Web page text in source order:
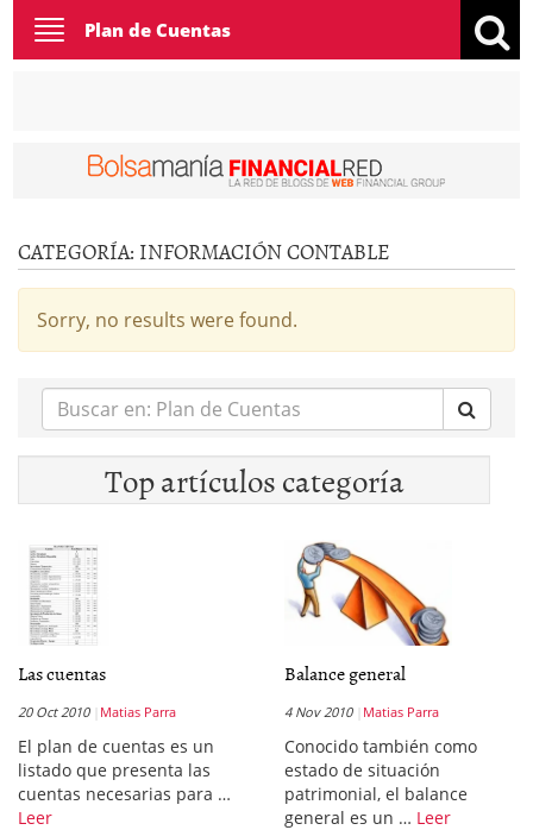
Toggle
navigation
Plan de Cuentas
CATEGORÍA: INFORMACIÓN CONTABLE
Sorry, no results were found.
Buscar
en:
Top artículos categoría
Las cuentas
20 Oct 2010 Matias Parra
El plan de cuentas es un
listado que presenta las
cuentas necesarias para …
Leer
Balance general
4 Nov 2010 Matias Parra
Conocido también como
estado de situación
patrimonial, el balance
general es un … Leer